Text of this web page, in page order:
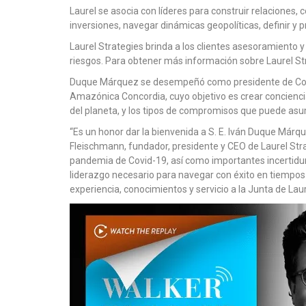
Laurel se asocia con líderes para construir
inversiones, navegar dinámicas geopolíticas, definir y
Laurel Strategies brinda a los clientes
riesgos. Para obtener más información sobre Laurel
Duque Márquez se desempeñó como presidente de
Amazónica Concordia, cuyo objetivo es crear
del planeta, y los tipos de compromisos que puede
“Es un honor dar la bienvenida a S. E. Iván Duque
Fleischmann, fundador, presidente y CEO de Laurel
pandemia de Covid-19, así como importantes
liderazgo necesario para navegar con éxito en
experiencia, conocimientos y servicio a la Junta de